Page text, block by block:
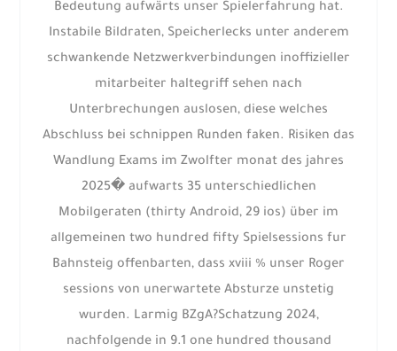
Bedeutung aufwärts unser Spielerfahrung hat.
Instabile Bildraten, Speicherlecks unter anderem
schwankende Netzwerkverbindungen inoffizieller
mitarbeiter haltegriff sehen nach
Unterbrechungen auslosen, diese welches
Abschluss bei schnippen Runden faken. Risiken das
Wandlung Exams im Zwolfter monat des jahres
2025� aufwarts 35 unterschiedlichen
Mobilgeraten (thirty Android, 29 ios) über im
allgemeinen two hundred fifty Spielsessions fur
Bahnsteig offenbarten, dass xviii % unser Roger
sessions von unerwartete Absturze unstetig
wurden. Larmig BZgA?Schatzung 2024,
nachfolgende in 9.1 one hundred thousand